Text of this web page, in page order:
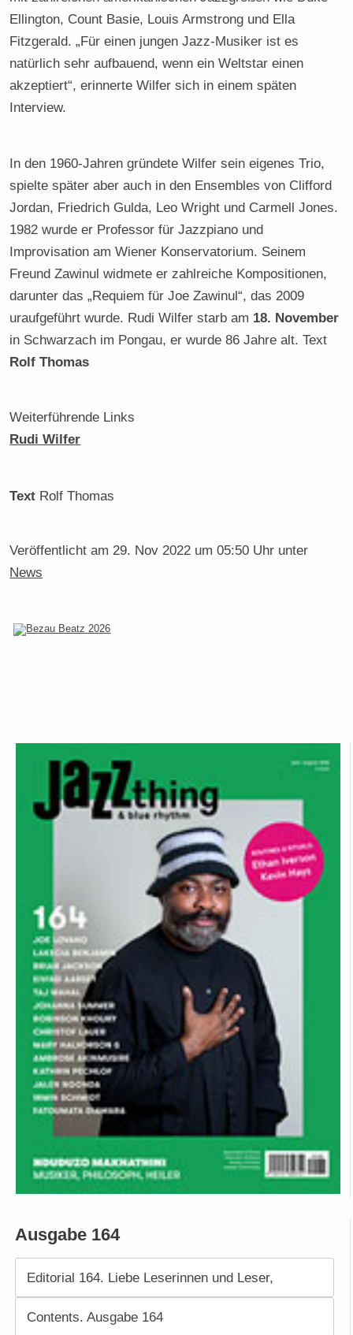
Ellington, Count Basie, Louis Armstrong und Ella
Fitzgerald. „Für einen jungen Jazz-Musiker ist es
natürlich sehr aufbauend, wenn ein Weltstar einen
akzeptiert“, erinnerte Wilfer sich in einem späten
Interview.
In den 1960-Jahren gründete Wilfer sein eigenes Trio,
spielte später aber auch in den Ensembles von Clifford
Jordan, Friedrich Gulda, Leo Wright und Carmell Jones.
1982 wurde er Professor für Jazzpiano und
Improvisation am Wiener Konservatorium. Seinem
Freund Zawinul widmete er zahlreiche Kompositionen,
darunter das „Requiem für Joe Zawinul“, das 2009
uraufgeführt wurde. Rudi Wilfer starb am 18. November
in Schwarzach im Pongau, er wurde 86 Jahre alt. Text
Rolf Thomas
Weiterführende Links
Rudi Wilfer
Text Rolf Thomas
Veröffentlicht am 29. Nov 2022 um 05:50 Uhr unter
News
Ausgabe 164
Editorial 164. Liebe Leserinnen und Leser,
Contents. Ausgabe 164